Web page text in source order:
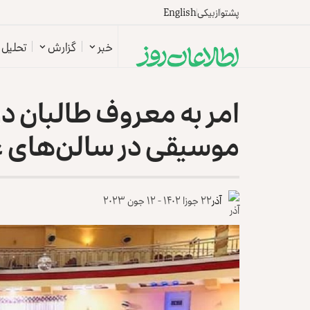
پشتوازبیکیEnglish
خبر گزارش تحلیل
امر به معروف
موسیقی در سالن‌های
آذر۲۲ جوزا ۱۴۰۲ - ۱۲ جون ۲۰۲۳